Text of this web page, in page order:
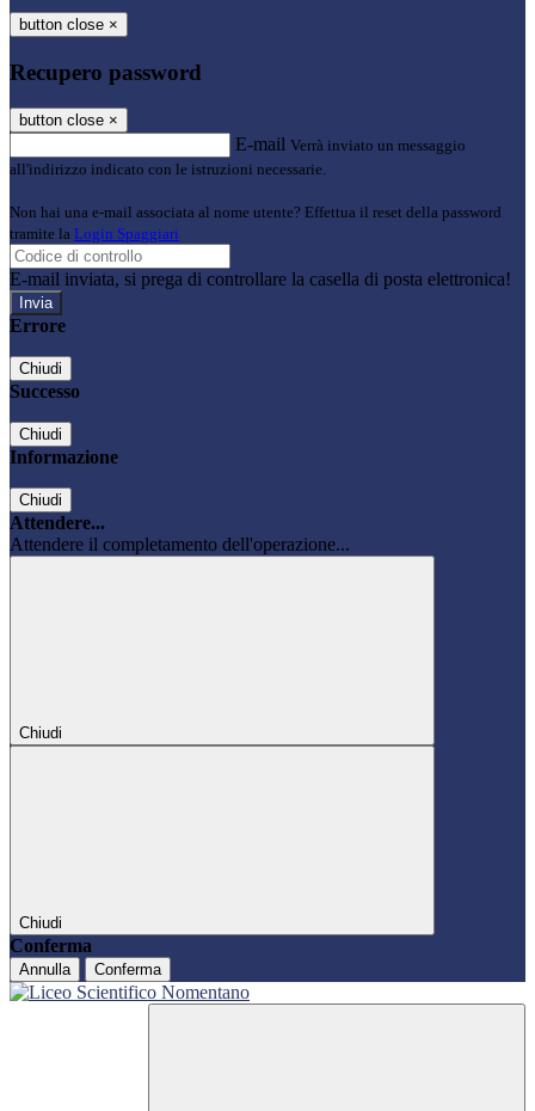
button close ×
Recupero password
button close ×
E-mail Verrà inviato un messaggio
all'indirizzo indicato con le istruzioni necessarie.
Non hai una e-mail associata al nome utente? Effettua il reset della password
tramite la Login Spaggiari
E-mail inviata, si prega di controllare la casella di posta elettronica!
Errore
Chiudi
Successo
Chiudi
Informazione
Chiudi
Attendere...
Attendere il completamento dell'operazione...
Chiudi
Chiudi
Conferma
Annulla Conferma